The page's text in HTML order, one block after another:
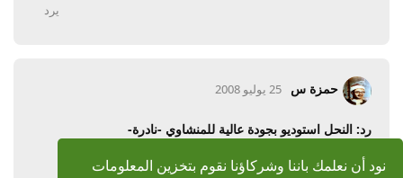
نود أن نعلمك باننا وشركاؤنا نقوم بتخزين المعلومات
يرد
حمزة س 25 يوليو 2008
رد: النحل استوديو بجودة عالية للمنشاوي -نادرة-
اخوتي احسان وسمير بارك الله فيكم وشكر لكم